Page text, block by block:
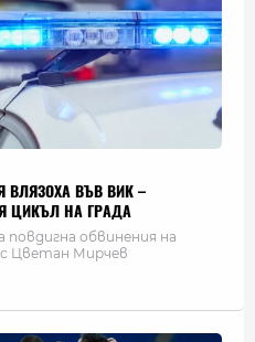
ВЛЯЗОХА ВЪВ ВИК –
ЦИКЪЛ НА ГРАДА
обвинения на
Цветан Мирчев